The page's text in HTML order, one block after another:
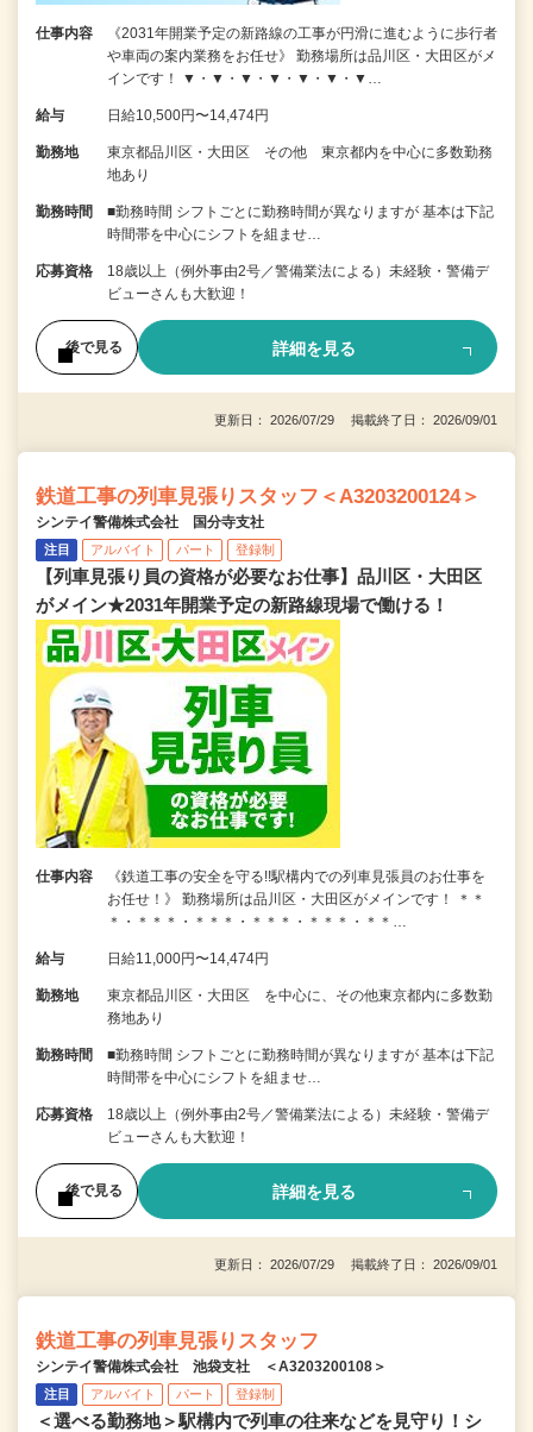
仕事内容
《2031年開業予定の新路線の工事が円滑に進むように歩行者
や車両の案内業務をお任せ》 勤務場所は品川区・大田区がメ
インです！ ▼・▼・▼・▼・▼・▼・▼…
給与 日給10,500円〜14,474円
勤務地
東京都品川区・大田区 その他 東京都内を中心に多数勤務
地あり
勤務時間
■勤務時間 シフトごとに勤務時間が異なりますが 基本は下記
時間帯を中心にシフトを組ませ…
応募資格
18歳以上（例外事由2号／警備業法による）未経験・警備デ
ビューさんも大歓迎！
後で見る 詳細を見る
更新日： 2026/07/29 掲載終了日： 2026/09/01
鉄道工事の列車見張りスタッフ＜A3203200124＞
シンテイ警備株式会社 国分寺支社
注目 アルバイト パート 登録制
【列車見張り員の資格が必要なお仕事】品川区・大田区
がメイン★2031年開業予定の新路線現場で働ける！
仕事内容
《鉄道工事の安全を守る!!駅構内での列車見張員のお仕事を
お任せ！》 勤務場所は品川区・大田区がメインです！ ＊＊
＊・＊＊＊・＊＊＊・＊＊＊・＊＊＊・＊＊…
給与 日給11,000円〜14,474円
勤務地
東京都品川区・大田区 を中心に、その他東京都内に多数勤
務地あり
勤務時間
■勤務時間 シフトごとに勤務時間が異なりますが 基本は下記
時間帯を中心にシフトを組ませ…
応募資格
18歳以上（例外事由2号／警備業法による）未経験・警備デ
ビューさんも大歓迎！
後で見る 詳細を見る
更新日： 2026/07/29 掲載終了日： 2026/09/01
鉄道工事の列車見張りスタッフ
シンテイ警備株式会社 池袋支社 ＜A3203200108＞
注目 アルバイト パート 登録制
＜選べる勤務地＞駅構内で列車の往来などを見守り！シ